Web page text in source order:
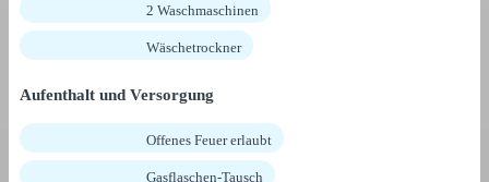
2 Waschmaschinen
Wäschetrockner
Aufenthalt und Versorgung
Offenes Feuer erlaubt
Gasflaschen-Tausch